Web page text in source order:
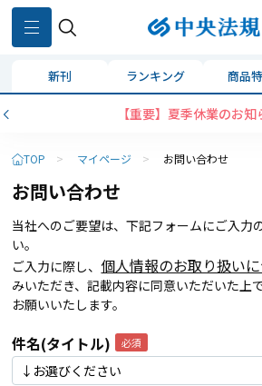
新刊 ランキング 商品
【重要】夏季休業のお知
TOP > マイページ > お問い合わせ
お問い合わせ
当社へのご要望は、下記フォームにご入力
い。
ご入力に際し、 個人情報のお取り扱い
みいただき、記載内容に同意いただいた上
お願いいたします。
件名(タイトル)